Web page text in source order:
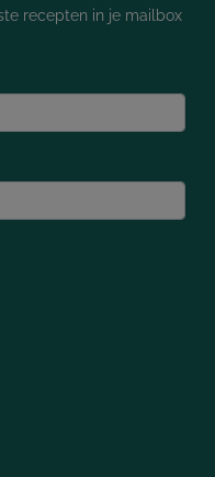
recepten in je mailbox